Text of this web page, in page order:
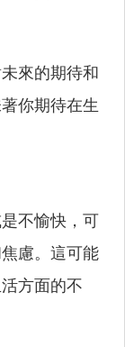
來的期待和
你期待在生
不愉快，可
慮。這可能
方面的不